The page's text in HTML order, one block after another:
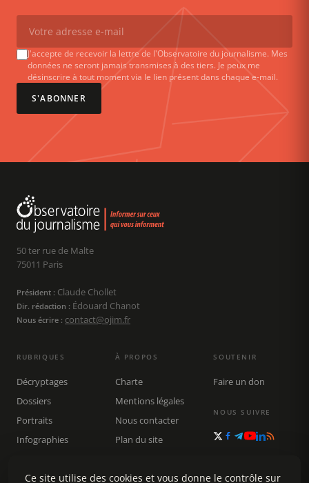
J'accepte de recevoir la lettre de l'Observatoire du journalisme. Mes
données ne seront jamais transmises à des tiers. Je peux me
désinscrire à tout moment via le lien présent dans chaque e-mail.
S'ABONNER
50 ter rue de Malte
75011 Paris
Président : Claude Chollet
Dir. rédaction : Édouard Chanot
Nous écrire : contact@ojim.fr
RUBRIQUES
Décryptages
Dossiers
Portraits
Infographies
Rechercher
À PROPOS
Charte
Mentions légales
Nous contacter
Plan du site
SOUTENIR
Faire un don
NOUS SUIVRE
Ce site utilise des cookies et vous donne le contrôle sur